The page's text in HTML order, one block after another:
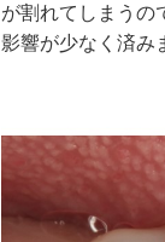
が割れてしまうの
影響が少なく済み